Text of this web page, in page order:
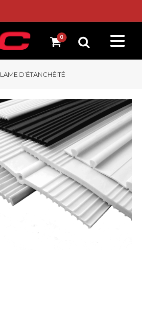
LAME D’ÉTANCHÉITÉ